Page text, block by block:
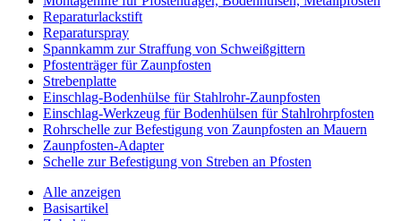
Reparaturlackstift
Reparaturspray
Spannkamm zur Straffung von Schweißgittern
Pfostenträger für Zaunpfosten
Strebenplatte
Einschlag-Bodenhülse für Stahlrohr-Zaunpfosten
Einschlag-Werkzeug für Bodenhülsen für Stahlrohrpfosten
Rohrschelle zur Befestigung von Zaunpfosten an Mauern
Zaunpfosten-Adapter
Schelle zur Befestigung von Streben an Pfosten
Alle anzeigen
Basisartikel